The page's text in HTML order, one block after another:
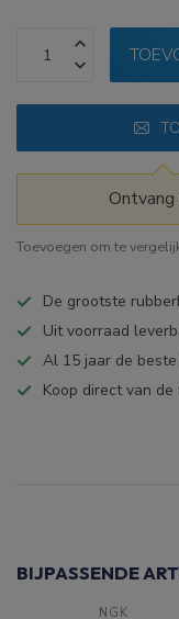
Toevoegen om te
De grootste
Uit voorraad
Al 15 jaar de
Koop direct van
BIJPASSENDE
NGK